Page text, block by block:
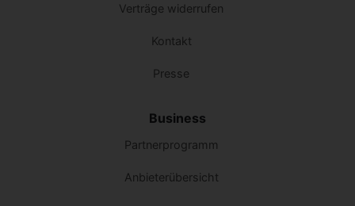
Verträge widerrufen
Kontakt
Presse
Business
Partnerprogramm
Anbieterübersicht